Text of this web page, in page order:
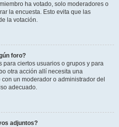
ha votado, solo moderadores o
la encuesta. Esto evita que las
la votación.
foro?
para ciertos usuarios o grupos y para
otra acción allí necesita una
un moderador o administrador del
adecuado.
adjuntos?